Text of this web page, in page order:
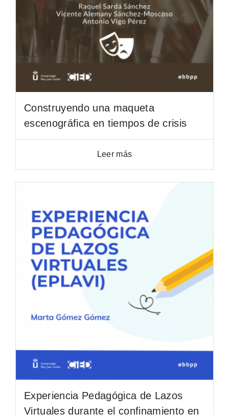
Construyendo una maqueta
escenográfica en tiempos de crisis
Leer más
Experiencia Pedagógica de Lazos
Virtuales durante el confinamiento en